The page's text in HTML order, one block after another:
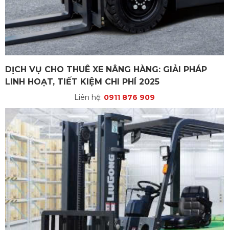
DỊCH VỤ CHO THUÊ XE NÂNG HÀNG: GIẢI PHÁP
LINH HOẠT, TIẾT KIỆM CHI PHÍ 2025
Liên hệ: 0911 876 909